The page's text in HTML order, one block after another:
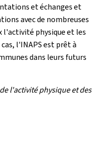
et échanges et
avec de nombreuses
l'activité physique et les
l'INAPS est prêt à
dans leurs futurs
l'activité physique et des